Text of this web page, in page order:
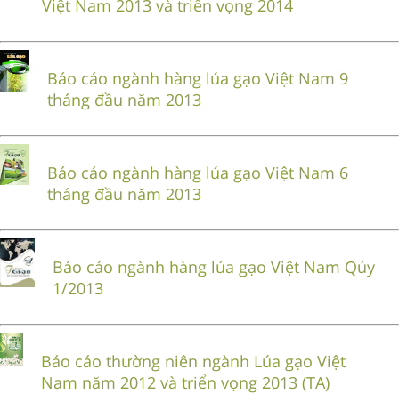
Việt Nam 2013 và triển vọng 2014
Báo cáo ngành hàng lúa gạo Việt Nam 9
tháng đầu năm 2013
Báo cáo ngành hàng lúa gạo Việt Nam 6
tháng đầu năm 2013
Báo cáo ngành hàng lúa gạo Việt Nam Qúy
1/2013
Báo cáo thường niên ngành Lúa gạo Việt
Nam năm 2012 và triển vọng 2013 (TA)